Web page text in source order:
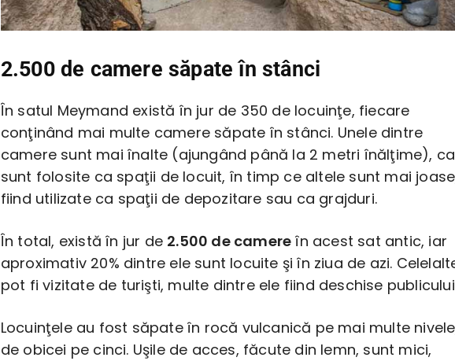
2.500 de camere săpate în stânci
În satul Meymand există în jur de 350 de locuinţe, fiecare
conţinând mai multe camere săpate în stânci. Unele dintre
camere sunt mai înalte (ajungând până la 2 metri înălţime),
sunt folosite ca spaţii de locuit, în timp ce altele sunt mai
fiind utilizate ca spaţii de depozitare sau ca grajduri.
În total, există în jur de 2.500 de camere în acest sat antic, iar
aproximativ 20% dintre ele sunt locuite şi în ziua de azi.
pot fi vizitate de turişti, multe dintre ele fiind deschise
Locuinţele au fost săpate în rocă vulcanică pe mai multe
de obicei pe cinci. Uşile de acces, făcute din lemn, sunt mici,